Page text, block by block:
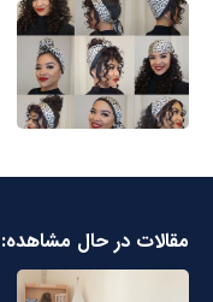
مقالات در حال مشاهده: